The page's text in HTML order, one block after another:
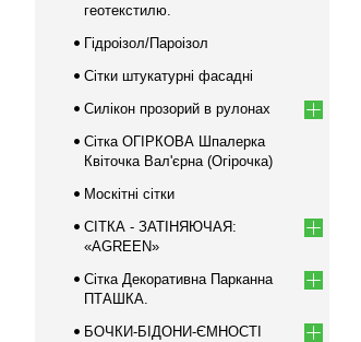
геотекстилю.
Гідроізол/Пароізол
Сітки штукатурні фасадні
Силікон прозорий в рулонах
Сітка ОГІРКОВА Шпалерка
Квіточка Вал'єрна (Огірочка)
Москітні сітки
СІТКА - ЗАТІНЯЮЧАЯ:
«AGREEN»
Сітка Декоративна Парканна
ПТАШКА.
БОЧКИ-БІДОНИ-ЄМНОСТІ